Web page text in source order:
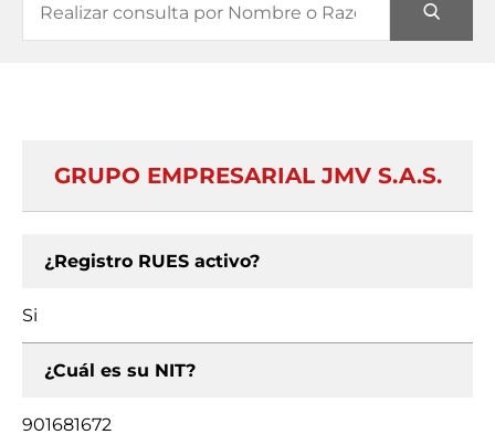
GRUPO EMPRESARIAL JMV S.A.S.
¿Registro RUES activo?
Si
¿Cuál es su NIT?
901681672